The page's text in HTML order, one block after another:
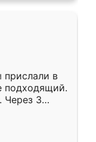
прислали в
подходящий.
Через 3
Остались